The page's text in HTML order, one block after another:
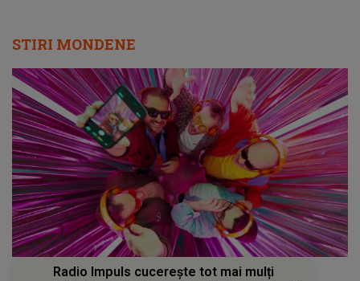
STIRI MONDENE
Radio Impuls cucerește tot mai mulți